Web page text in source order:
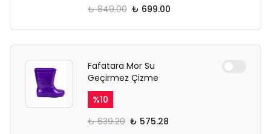
₺ 849.00 ₺ 699.00
Fafatara Mor Su
Geçirmez Çizme
%10
₺ 639.20 ₺ 575.28